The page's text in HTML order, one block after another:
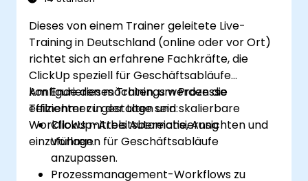
Effizienz zu steigern.
ClickUp mit anderen Entwicklungstools
für agile Projekte zu integrieren.
Dieses von einem Trainer geleitete Live-
Training in Deutschland (online oder vor Ort)
richtet sich an erfahrene Fachkräfte, die
ClickUp speziell für Geschäftsabläufe
konfigurieren möchten, um Prozesse
effizienter zu gestalten und skalierbare
Workflows mittels Automatisierung
einzuführen.
Am Ende dieses Trainings werden die
Teilnehmer in der Lage sein:
ClickUp-Arbeitsbereiche, Ansichten und
Vorlagen für Geschäftsabläufe
anzupassen.
Prozessmanagement-Workflows zu